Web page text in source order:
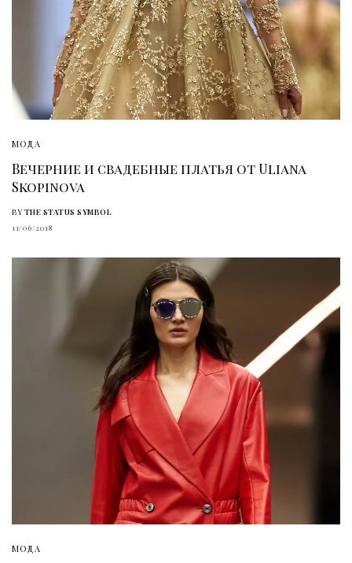
МОДА
Вечерние и свадебные платья от Uliana
Skopinova
BY THE STATUS SYMBOL
11/06/2018
МОДА